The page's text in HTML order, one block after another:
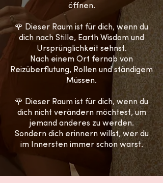
öffnen.
🌹 Dieser Raum ist für dich, wenn du
dich nach Stille, Earth Wisdom und
Ursprünglichkeit sehnst.
Nach einem Ort fernab von
Reizüberflutung, Rollen und ständigem
Müssen.
🌹 Dieser Raum ist für dich, wenn du
dich nicht verändern möchtest, um
jemand anderes zu werden.
Sondern dich erinnern willst, wer du
im Innersten immer schon warst.